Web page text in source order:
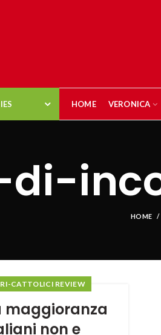
HOME VERONICA
HOME
CATTOLICI REVIEW
maggioranza
non e